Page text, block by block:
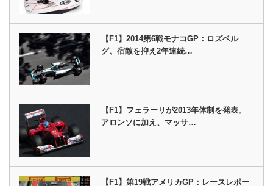
【F1】2014第6戦モナコGP：ロズベル
グ、宿敵を抑え2年連続…
【F1】フェラーリが2013年体制を発表。
アロンソに加え、マッサ…
【F1】第19戦アメリカGP：レースレポー